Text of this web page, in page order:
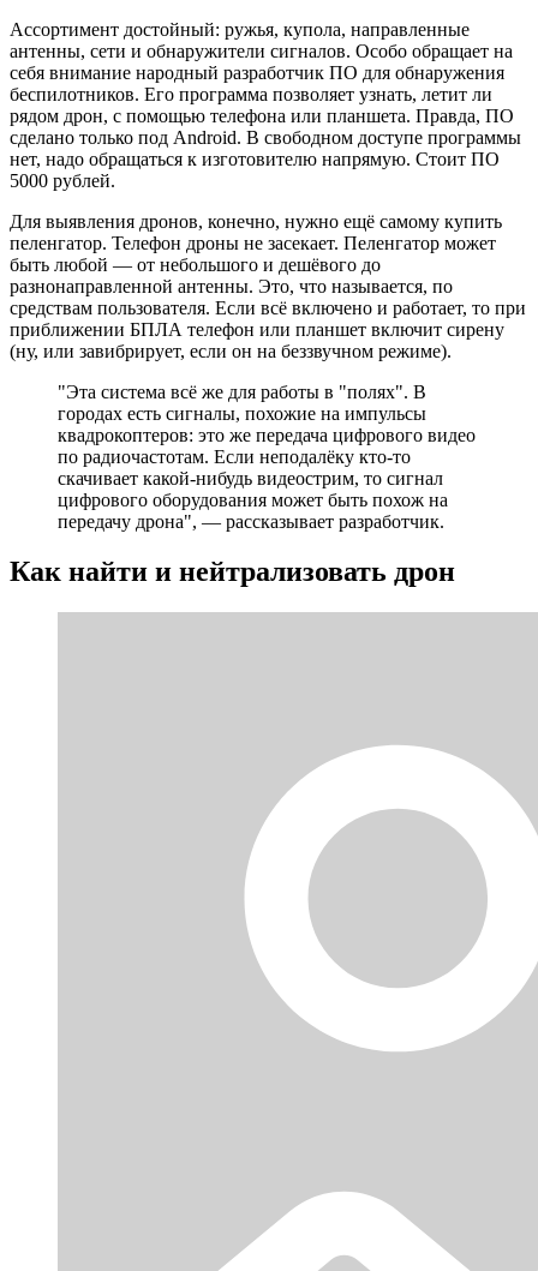
Ассортимент достойный: ружья, купола, направленные
антенны, сети и обнаружители сигналов. Особо обращает на
себя внимание народный разработчик ПО для обнаружения
беспилотников. Его программа позволяет узнать, летит ли
рядом дрон, с помощью телефона или планшета. Правда, ПО
сделано только под Android. В свободном доступе программы
нет, надо обращаться к изготовителю напрямую. Стоит ПО
5000 рублей.
Для выявления дронов, конечно, нужно ещё самому купить
пеленгатор. Телефон дроны не засекает. Пеленгатор может
быть любой — от небольшого и дешёвого до
разнонаправленной антенны. Это, что называется, по
средствам пользователя. Если всё включено и работает, то при
приближении БПЛА телефон или планшет включит сирену
(ну, или завибрирует, если он на беззвучном режиме).
"Эта система всё же для работы в "полях". В
городах есть сигналы, похожие на импульсы
квадрокоптеров: это же передача цифрового видео
по радиочастотам. Если неподалёку кто-то
скачивает какой-нибудь видеострим, то сигнал
цифрового оборудования может быть похож на
передачу дрона", — рассказывает разработчик.
Как найти и нейтрализовать дрон